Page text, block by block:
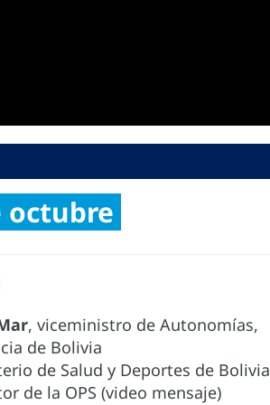
octubre
, viceministro de Autonomías,
de Bolivia
de Salud y Deportes de Bolivia
de la OPS (video mensaje)